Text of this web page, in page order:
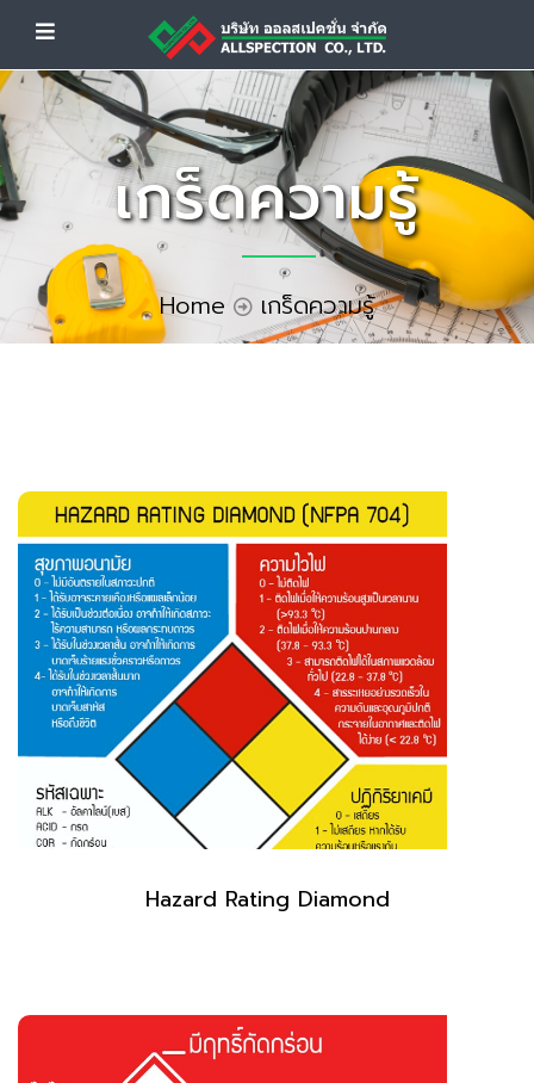
เกร็ดความรู้
Home เกร็ดความรู้
Hazard Rating Diamond